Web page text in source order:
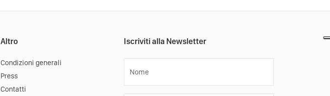
Altro
Condizioni generali
Press
Contatti
Iscriviti alla Newsletter
Nome